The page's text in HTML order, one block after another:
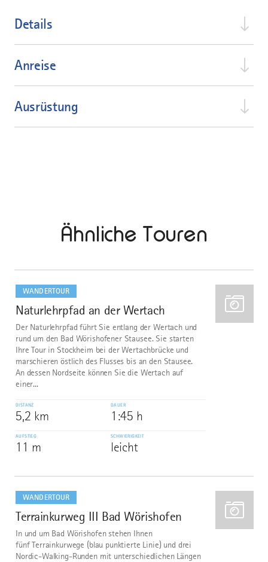
Details
Anreise
Ausrüstung
Ähnliche Touren
WANDERTOUR
1
Naturlehrpfad an der Wertach
Der Naturlehrpfad führt Sie entlang der Wertach und
rund um den Bad Wörishofener Stausee. Sie starten
Ihre Tour in Stockheim bei der Wertachbrücke und
marschieren östlich des Flusses bis an den Stausee.
An dessen Nordseite können Sie die Wertach auf
einer...
DISTANZ
5,2 km
DAUER
1:45 h
AUFSTIEG
11 m
SCHWIERIGKEIT
leicht
dazu
WANDERTOUR
2
Terrainkurweg III Bad Wörishofen
In und um Bad Wörishofen stehen Ihnen
fünf Terrainkurwege (blau punktierte Linie) und drei
Nordic-Walking-Runden mit unterschiedlichen Längen
dazu